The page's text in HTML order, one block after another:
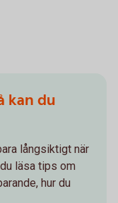
kan du
långsiktigt när
läsa tips om
hur du